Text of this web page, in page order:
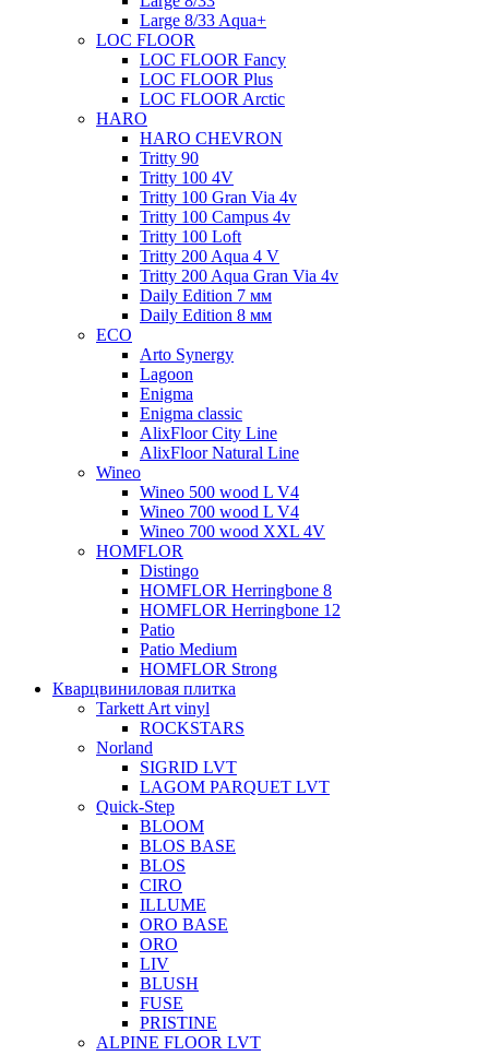
Large 8/33 Aqua+
LOC FLOOR
LOC FLOOR Fancy
LOC FLOOR Plus
LOC FLOOR Arctic
HARO
HARO CHEVRON
Tritty 90
Tritty 100 4V
Tritty 100 Gran Via 4v
Tritty 100 Campus 4v
Tritty 100 Loft
Tritty 200 Aqua 4 V
Tritty 200 Aqua Gran Via 4v
Daily Edition 7 мм
Daily Edition 8 мм
ECO
Arto Synergy
Lagoon
Enigma
Enigma classic
AlixFloor City Line
AlixFloor Natural Line
Wineo
Wineo 500 wood L V4
Wineo 700 wood L V4
Wineo 700 wood XXL 4V
HOMFLOR
Distingo
HOMFLOR Herringbone 8
HOMFLOR Herringbone 12
Patio
Patio Medium
HOMFLOR Strong
Кварцвиниловая плитка
Tarkett Art vinyl
ROCKSTARS
Norland
SIGRID LVT
LAGOM PARQUET LVT
Quick-Step
BLOOM
BLOS BASE
BLOS
CIRO
ILLUME
ORO BASE
ORO
LIV
BLUSH
FUSE
PRISTINE
ALPINE FLOOR LVT